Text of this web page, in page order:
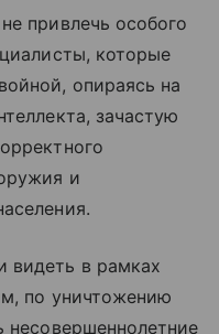
привлечь особого
которые
опираясь на
зачастую
и
в рамках
по уничтожению